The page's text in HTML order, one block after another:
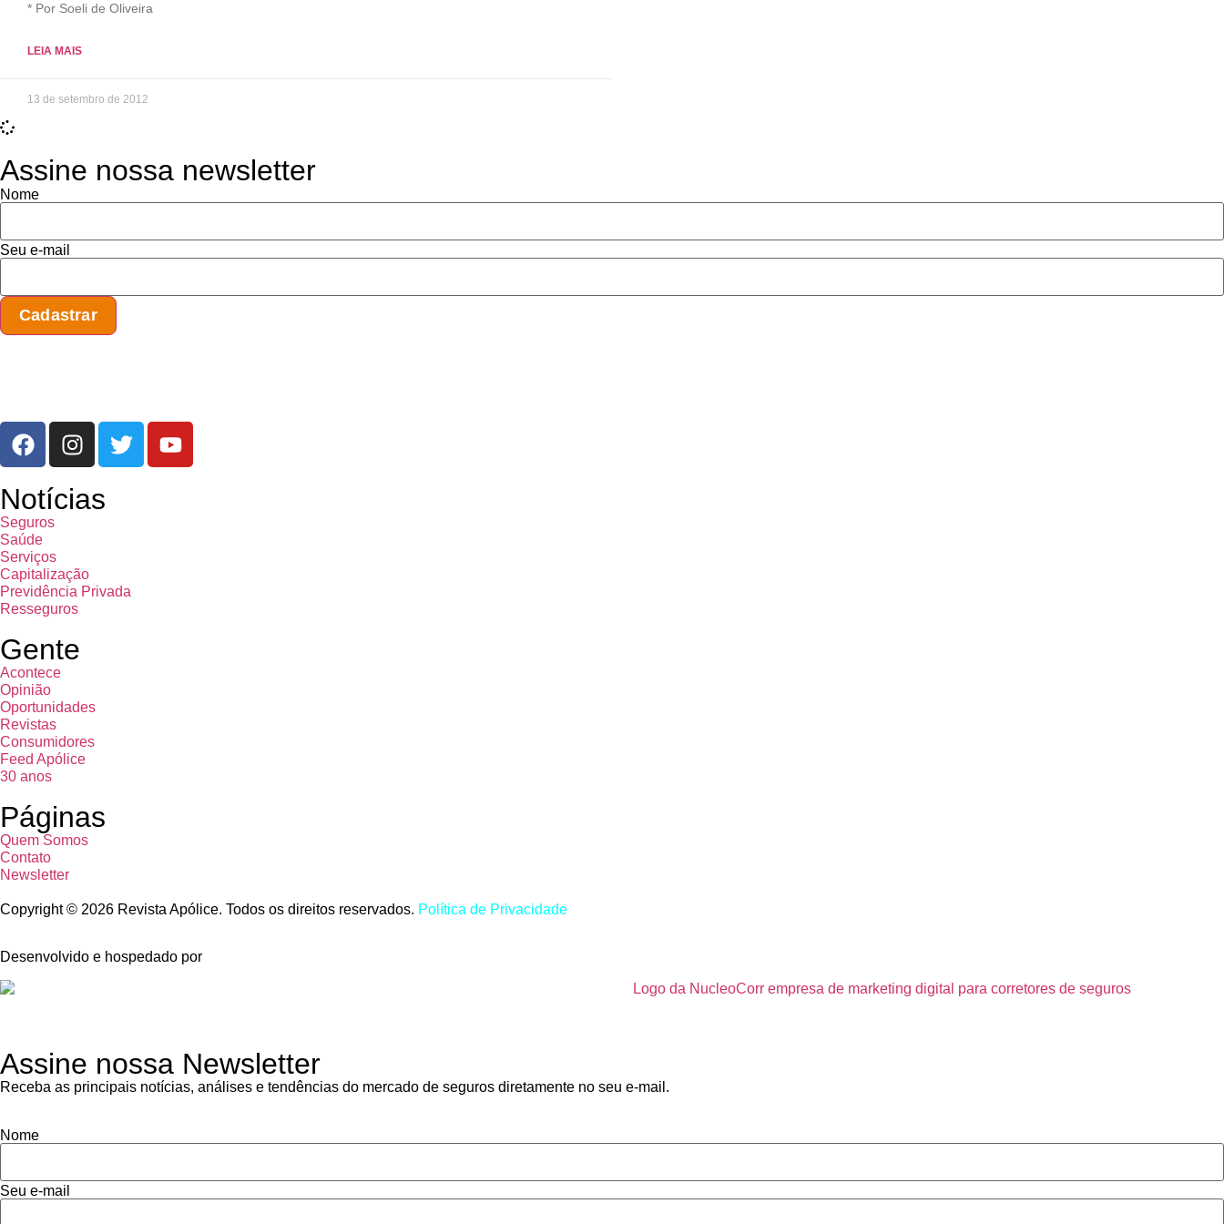
* Por Soeli de Oliveira
LEIA MAIS
13 de setembro de 2012
Assine nossa newsletter
Nome
Seu e-mail
Notícias
Seguros
Saúde
Serviços
Capitalização
Previdência Privada
Resseguros
Gente
Acontece
Opinião
Oportunidades
Revistas
Consumidores
Feed Apólice
30 anos
Páginas
Quem Somos
Contato
Newsletter
Copyright © 2026 Revista Apólice. Todos os direitos reservados. Política de Privacidade
Desenvolvido e hospedado por
Assine nossa Newsletter
Receba as principais notícias, análises e tendências do mercado de seguros diretamente no seu e-mail.
Nome
Seu e-mail